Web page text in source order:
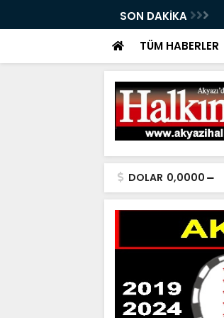
SON DAKİKA
TÜM HABERLER
DOLAR 0,0000